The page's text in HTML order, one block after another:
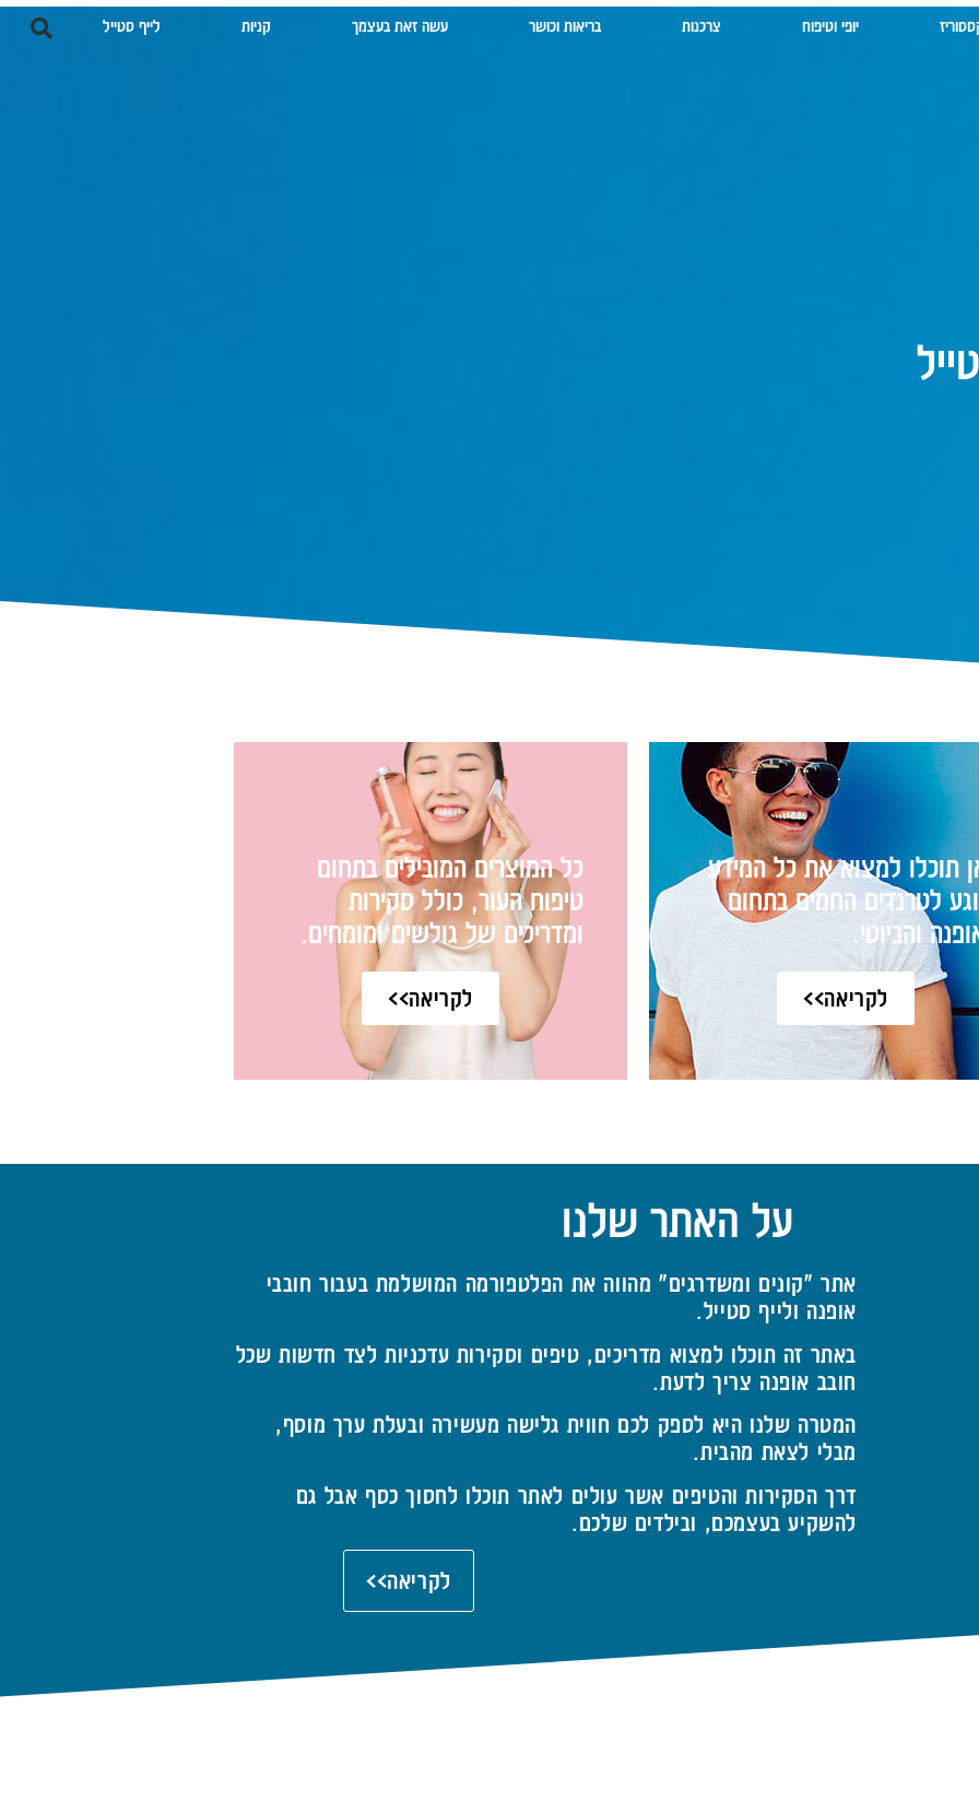
יופי וטיפוח צרכנות בריאות וכושר עשה זאת בעצמך קניות לייף סטייל
תוכלו למצוא את כל המידע
לטרנדים החמים בתחום
והביוטי.
לקריאה>>
כל המוצרים המובילים בתחום
טיפוח העור, כולל סקירות
ומדריכים של גולשים ומומחים.
לקריאה>>
על האתר שלנו
אתר "קונים ומשדרגים" מהווה את הפלטפורמה המושלמת בעבור חובבי
אופנה ולייף סטייל.
באתר זה תוכלו למצוא מדריכים, טיפים וסקירות עדכניות לצד חדשות שכל
חובב אופנה צריך לדעת.
המטרה שלנו היא לספק לכם חווית גלישה מעשירה ובעלת ערך מוסף,
מבלי לצאת מהבית.
דרך הסקירות והטיפים אשר עולים לאתר תוכלו לחסוך כסף אבל גם
להשקיע בעצמכם, ובילדים שלכם.
לקריאה>>